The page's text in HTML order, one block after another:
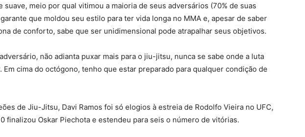
suave, meio por qual vitimou a maioria de seus adversários (70% de suas
que moldou seu estilo para ter vida longa no MMA e, apesar de saber
de conforto, sabe que ser unidimensional pode atrapalhar seus objetivos.
não adianta puxar mais para o jiu-jitsu, nunca se sabe onde a luta
Em cima do octógono, tenho que estar preparado para qualquer condição de
de Jiu-Jitsu, Davi Ramos foi só elogios à estreia de Rodolfo Vieira no UFC,
finalizou Oskar Piechota e estendeu para seis o número de vitórias.